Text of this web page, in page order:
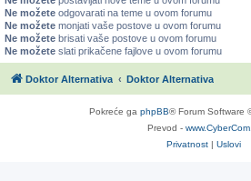
Ne možete odgovarati na teme u ovom forumu
Ne možete monjati vaše postove u ovom forumu
Ne možete brisati vaše postove u ovom forumu
Ne možete slati prikačene fajlove u ovom forumu
Doktor Alternativa Doktor Alternativa
Pokreće ga phpBB® Forum Software
Prevod -
Privatnost | Uslovi